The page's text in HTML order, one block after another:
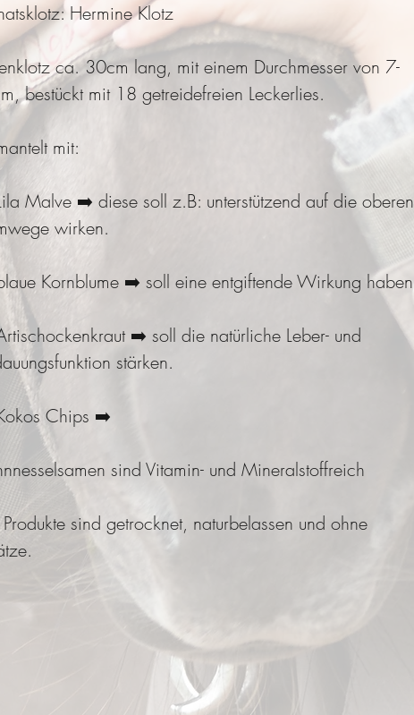
Hermine Klotz
ca. 30cm lang, mit einem Durchmesser von 7-
bestückt mit 18 getreidefreien Leckerlies.
mit:
Malve ➡️ diese soll z.B: unterstützend auf die oberen
wirken.
Kornblume ➡️ soll eine entgiftende Wirkung haben
➡️ soll die natürliche Leber- und
stärken.
Chips ➡️
sind Vitamin- und Mineralstoffreich
sind getrocknet, naturbelassen und ohne